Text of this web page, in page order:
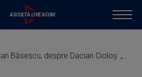
despre Dacian Cioloș: „Nu poate să spună niciodată că nu e un oportunist perfect”